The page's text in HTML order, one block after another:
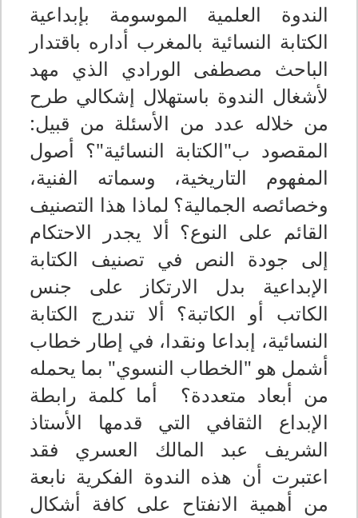
الندوة العلمية الموسومة بإبداعية
الكتابة النسائية بالمغرب أداره باقتدار
الباحث مصطفى الورادي الذي مهد
لأشغال الندوة باستهلال إشكالي طرح
من خلاله عدد من الأسئلة من قبيل:
المقصود ب"الكتابة النسائية"؟ أصول
المفهوم التاريخية، وسماته الفنية،
وخصائصه الجمالية؟ لماذا هذا التصنيف
القائم على النوع؟ ألا يجدر الاحتكام
إلى جودة النص في تصنيف الكتابة
الإبداعية بدل الارتكاز على جنس
الكاتب أو الكاتبة؟ ألا تندرج الكتابة
النسائية، إبداعا ونقدا، في إطار خطاب
أشمل هو "الخطاب النسوي" بما يحمله
من أبعاد متعددة؟
أما كلمة رابطة
الإبداع الثقافي التي قدمها الأستاذ
الشريف عبد المالك العسري فقد
اعتبرت أن هذه الندوة الفكرية نابعة
من أهمية الانفتاح على كافة أشكال